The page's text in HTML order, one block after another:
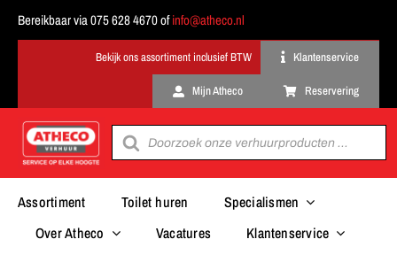
Bereikbaar via 075 628 4670 ofinfo@atheco.nl
Klantenservice
Mijn Atheco Reservering
Producten
zoeken
Assortiment Toilet huren
Specialismen
Over Atheco
Vacatures Klantenservice